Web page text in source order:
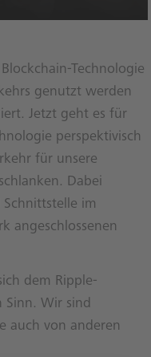
Technologie
genutzt werden
Jetzt geht es für
perspektivisch
für unsere
Dabei
Schnittstelle im
angeschlossenen
dem Ripple-
Sinn. Wir sind
auch von anderen